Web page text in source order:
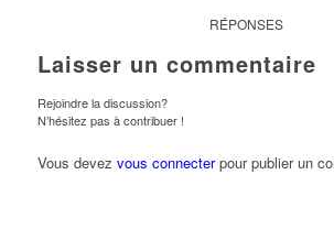
RÉPONSES
Laisser un commentaire
Rejoindre la discussion?
N’hésitez pas à contribuer !
Vous devez vous connecterpour publier un